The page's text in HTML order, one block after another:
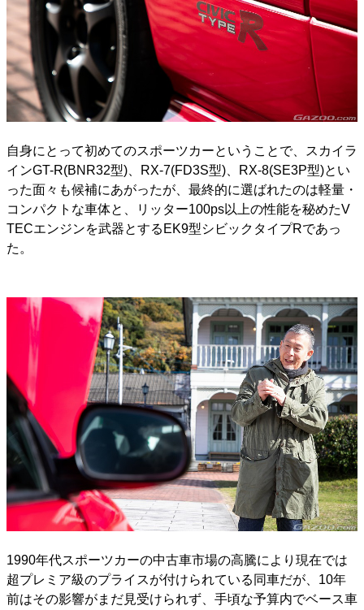
自身にとって初めてのスポーツカーということで、スカイラ
インGT-R(BNR32型)、RX-7(FD3S型)、RX-8(SE3P型)とい
った面々も候補にあがったが、最終的に選ばれたのは軽量・
コンパクトな車体と、リッター100ps以上の性能を秘めたV
TECエンジンを武器とするEK9型シビックタイプRであっ
た。
1990年代スポーツカーの中古車市場の高騰により現在では
超プレミア級のプライスが付けられている同車だが、10年
前はその影響がまだ見受けられず、手頃な予算内でベース車